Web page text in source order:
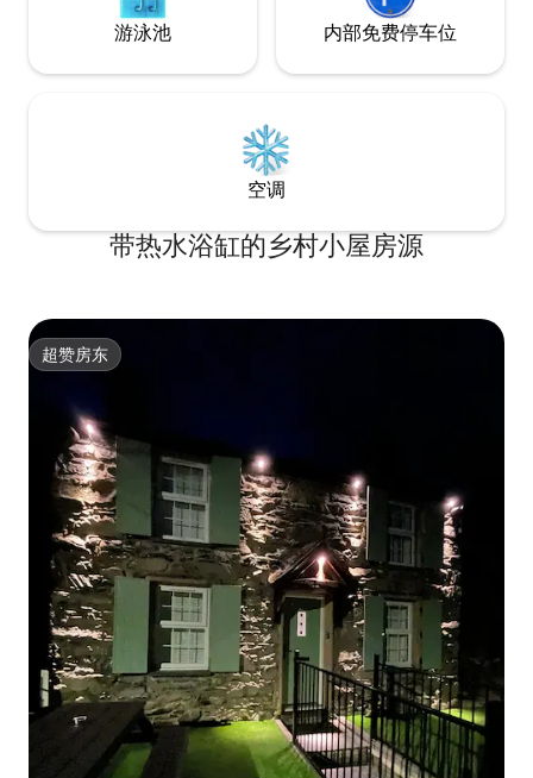
游泳池 内部免费停车位
空调
带热水浴缸的乡村小屋房源
超赞房东
超赞房东